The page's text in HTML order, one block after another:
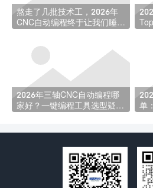
熬走了几批技术工，2026年
CNC自动编程终于让我们睡上
2026年三轴CNC自动编程哪
家好？一键编程工具选型疑问
单